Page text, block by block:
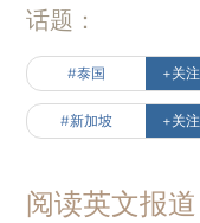
话题：
#泰国 +关注
#新加坡 +关注
阅读英文报道